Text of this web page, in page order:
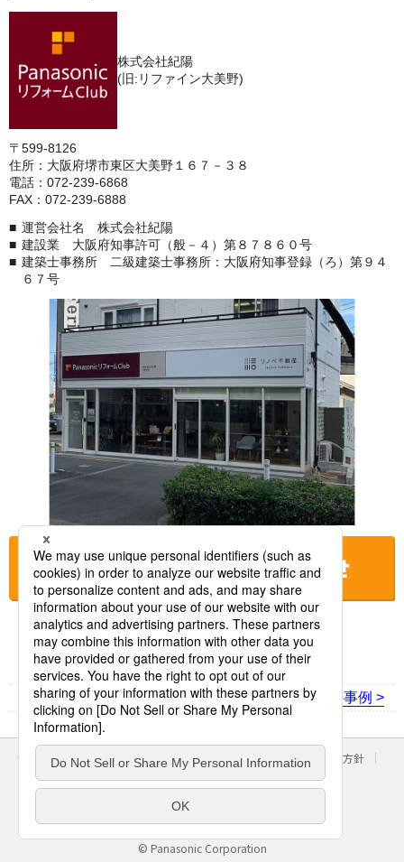
株式会社紀陽
(旧:リファイン大美野)
〒599-8126
住所：大阪府堺市東区大美野１６７－３８
電話：072-239-6868
FAX：072-239-6888
運営会社名 株式会社紀陽
建設業 大阪府知事許可（般－４）第８７８６０号
建築士事務所 二級建築士事務所：大阪府知事登録（ろ）第９４
６７号
お店に電話をする
< 前の事例 次の事例 >
サイトのご利用にあたって クッキーポリシー
個人情報保護方針
パナソニック ホールディングス
Area/Country
パナソニック株式会社
© Panasonic Corporation